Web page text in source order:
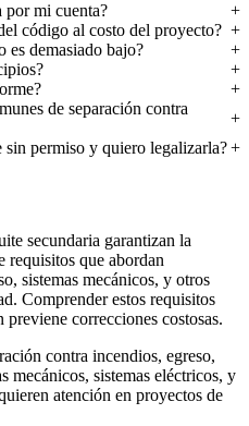
por mi cuenta?
código al costo del proyecto?
es demasiado bajo?
de separación contra
sin permiso y quiero legalizarla?
secundaria garantizan la
requisitos que abordan
sistemas mecánicos, y otros
Comprender estos requisitos
correcciones costosas.
contra incendios, egreso,
mecánicos, sistemas eléctricos, y
atención en proyectos de